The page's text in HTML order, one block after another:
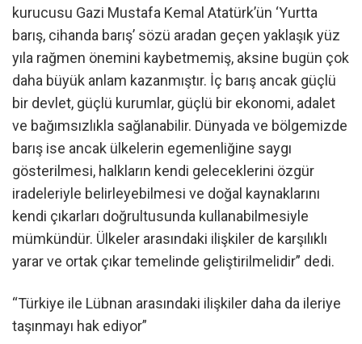
kurucusu Gazi Mustafa Kemal Atatürk’ün ‘Yurtta
barış, cihanda barış’ sözü aradan geçen yaklaşık yüz
yıla rağmen önemini kaybetmemiş, aksine bugün çok
daha büyük anlam kazanmıştır. İç barış ancak güçlü
bir devlet, güçlü kurumlar, güçlü bir ekonomi, adalet
ve bağımsızlıkla sağlanabilir. Dünyada ve bölgemizde
barış ise ancak ülkelerin egemenliğine saygı
gösterilmesi, halkların kendi geleceklerini özgür
iradeleriyle belirleyebilmesi ve doğal kaynaklarını
kendi çıkarları doğrultusunda kullanabilmesiyle
mümkündür. Ülkeler arasındaki ilişkiler de karşılıklı
yarar ve ortak çıkar temelinde geliştirilmelidir” dedi.
“Türkiye ile Lübnan arasındaki ilişkiler daha da ileriye
taşınmayı hak ediyor”